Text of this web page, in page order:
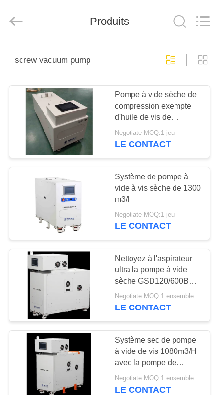
LA
MAISON
PRODUITS
PROPOS
NOUS
VISITE
DE
L'USINE
CONTRÔLE
LA
QUALITÉ
NOUS
CONTACTER
Energy
Equipment
All
Produits
screw vacuum pump
Pompe à vide sèche de
compression exempte
d'huile de vis de
GSD160D, industrie
enduisant le ³ /h de 160
Negotiate MOQ:1 jeu
LE CONTACT
Système de pompe à
vide à vis sèche de 1300
m3/h
Negotiate MOQ:1 jeu
LE CONTACT
Nettoyez à l'aspirateur
ultra la pompe à vide
sèche GSD120/600B
600m3/H de vis d'Oilless
Negotiate MOQ:1 ensemble
LE CONTACT
Système sec de pompe
à vide de vis 1080m3/H
avec la pompe de
soutien GSD160/1080D
Negotiate MOQ:1 ensemble
LE CONTACT